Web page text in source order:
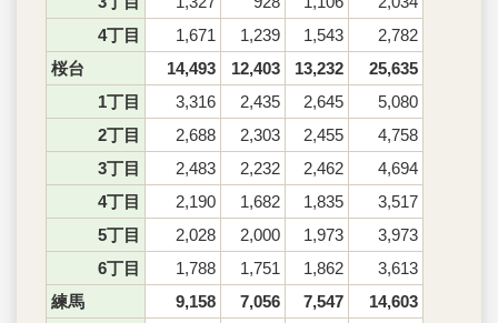
4丁目
1,671 1,239 1,543
2,782
桜台
14,493 12,403 13,232
25,635
1丁目
3,316 2,435 2,645
5,080
2丁目
2,688 2,303 2,455
4,758
3丁目
2,483 2,232 2,462
4,694
4丁目
2,190 1,682 1,835
3,517
5丁目
2,028 2,000 1,973
3,973
6丁目
1,788 1,751 1,862
3,613
練馬
9,158 7,056 7,547
14,603